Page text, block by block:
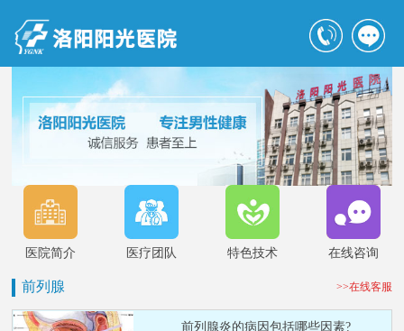
医院简介 医疗团队 特色技术 在线咨询
前列腺 >>在线客服
前列腺炎的病因包括哪些因素?